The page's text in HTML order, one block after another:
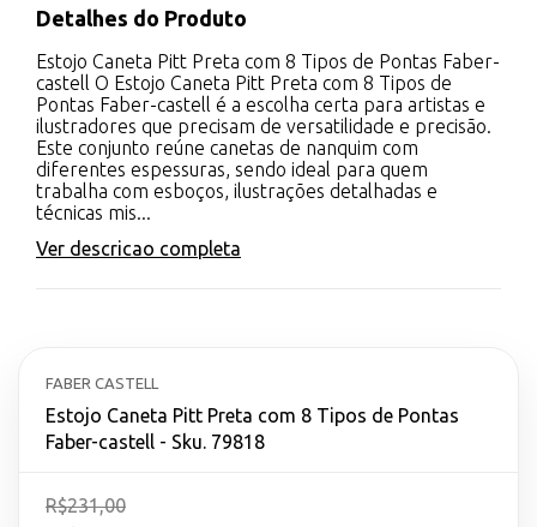
Detalhes do Produto
Estojo Caneta Pitt Preta com 8 Tipos de Pontas Faber-
castell O Estojo Caneta Pitt Preta com 8 Tipos de
Pontas Faber-castell é a escolha certa para artistas e
ilustradores que precisam de versatilidade e precisão.
Este conjunto reúne canetas de nanquim com
diferentes espessuras, sendo ideal para quem
trabalha com esboços, ilustrações detalhadas e
técnicas mis...
Ver descricao completa
FABER CASTELL
Estojo Caneta Pitt Preta com 8 Tipos de Pontas
Faber-castell - Sku. 79818
R$231,00